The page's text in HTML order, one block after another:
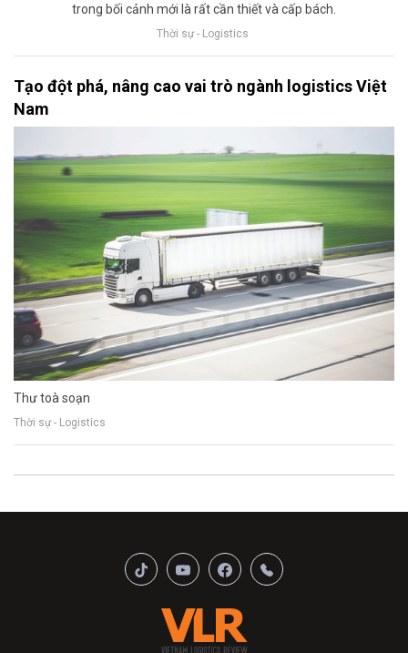
trong bối cảnh mới là rất cần thiết và cấp bách.
Thời sự - Logistics
Tạo đột phá, nâng cao vai trò ngành logistics Việt
Nam
Thư toà soạn
Thời sự - Logistics